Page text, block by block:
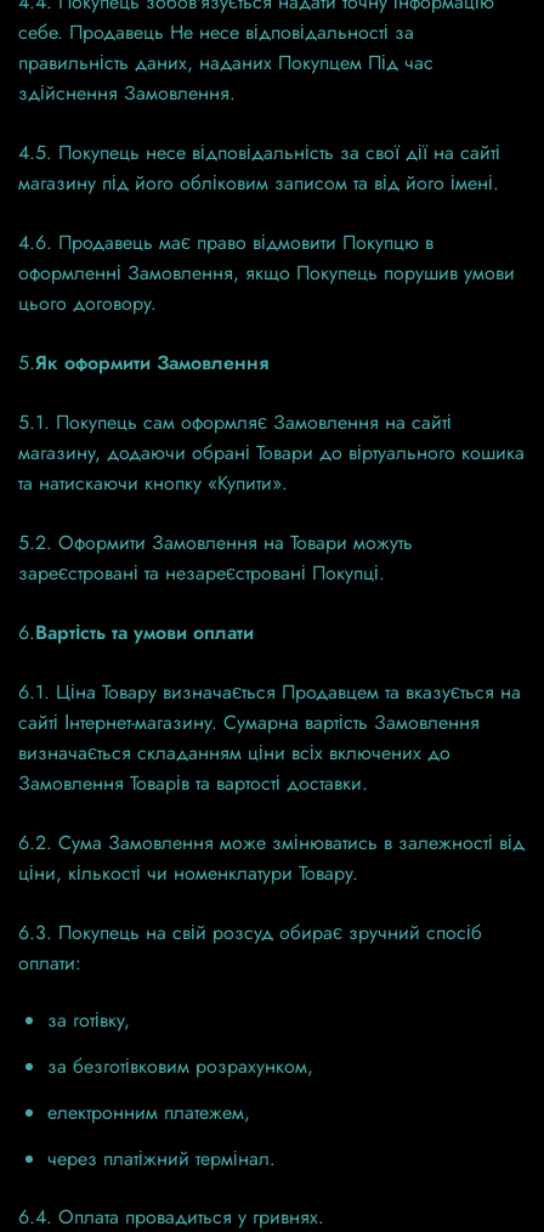
себе. Продавець Не несе відповідальності за
правильність даних, наданих Покупцем Під час
здійснення Замовлення.
4.5. Покупець несе відповідальність за свої дії на сайті
магазину під його обліковим записом та від його імені.
4.6. Продавець має право відмовити Покупцю в
оформленні Замовлення, якщо Покупець порушив умови
цього договору.
5.Як оформити Замовлення
5.1. Покупець сам оформляє Замовлення на сайті
магазину, додаючи обрані Товари до віртуального кошика
та натискаючи кнопку «Купити».
5.2. Оформити Замовлення на Товари можуть
зареєстровані та незареєстровані Покупці.
6.Вартість та умови оплати
6.1. Ціна Товару визначається Продавцем та вказується на
сайті Інтернет-магазину. Сумарна вартість Замовлення
визначається складанням ціни всіх включених до
Замовлення Товарів та вартості доставки.
6.2. Сума Замовлення може змінюватись в залежності від
ціни, кількості чи номенклатури Товару.
6.3. Покупець на свій розсуд обирає зручний спосіб
оплати:
за готівку,
за безготівковим розрахунком,
електронним платежем,
через платіжний термінал.
6.4. Оплата провадиться у гривнях.